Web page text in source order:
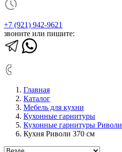
+7 (921) 942-9621
звоните или пишите:
Главная
Каталог
Мебель для кухни
Кухонные гарнитуры
Кухонные гарнитуры Риволи
Кухня Риволи 370 см